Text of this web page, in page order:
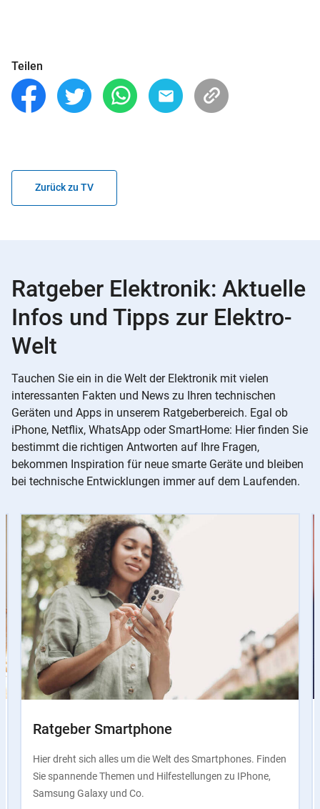
Teilen
Zurück zu TV
Ratgeber Elektronik: Aktuelle
Infos und Tipps zur Elektro-
Welt
Tauchen Sie ein in die Welt der Elektronik mit vielen
interessanten Fakten und News zu Ihren technischen
Geräten und Apps in unserem Ratgeberbereich. Egal ob
iPhone, Netflix, WhatsApp oder SmartHome: Hier finden Sie
bestimmt die richtigen Antworten auf Ihre Fragen,
bekommen Inspiration für neue smarte Geräte und bleiben
bei technische Entwicklungen immer auf dem Laufenden.
Instructions
Ratgeber Smartphone
Hier dreht sich alles um die Welt des Smartphones. Finden
Sie spannende Themen und Hilfestellungen zu IPhone,
Samsung Galaxy und Co.